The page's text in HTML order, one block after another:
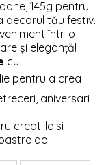
145g pentru
decorul tău festiv.
într-o
și eleganță!
cu
pentru a crea
aniversari
creatiile si
de